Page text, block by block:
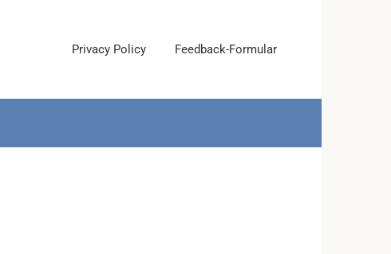
Privacy Policy Feedback-Formular